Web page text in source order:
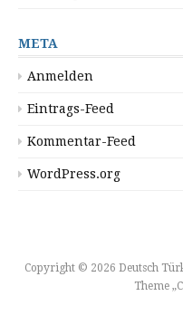
META
Anmelden
Eintrags-Feed
Kommentar-Feed
WordPress.org
Copyright © 2026 Deutsch
Theme